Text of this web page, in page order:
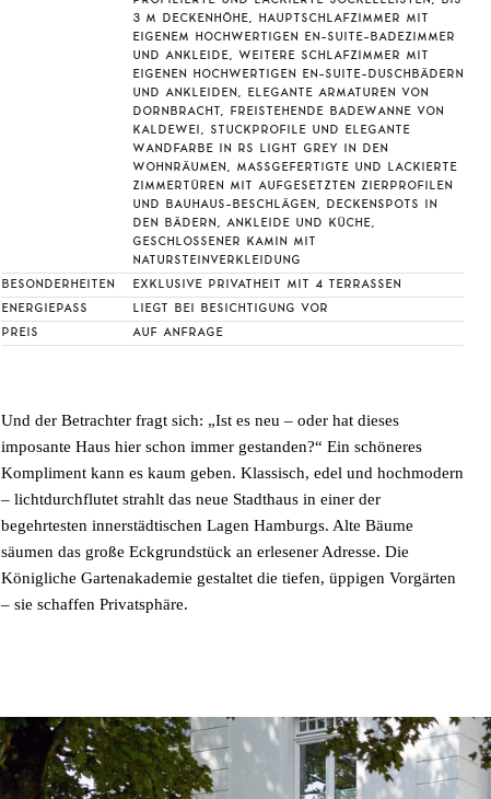
M DECKENHÖHE, HAUPTSCHLAFZIMMER MIT E
IGENEM HOCHWERTIGEN EN-SUITE-BADEZIMMER U
ND ANKLEIDE, WEITERE SCHLAFZIMMER MIT E
IGENEN HOCHWERTIGEN EN-SUITE-DUSCHBÄDERN U
ND ANKLEIDEN, ELEGANTE ARMATUREN VON D
ORNBRACHT, FREISTEHENDE BADEWANNE VON K
ALDEWEI, STUCKPROFILE UND ELEGANTE W
ANDFARBE IN RS LIGHT GREY IN DEN W
OHNRÄUMEN, MASSGEFERTIGTE UND LACKIERTE ZI
MMERTÜREN MIT AUFGESETZTEN ZIERPROFILEN UN
D BAUHAUS-BESCHLÄGEN, DECKENSPOTS IN DE
N BÄDERN, ANKLEIDE UND KÜCHE, GE
SCHLOSSENER KAMIN MIT NA
TURSTEINVERKLEIDUNG
BESONDERHEITEN EXKLUSIVE PRIVATHEIT MIT 4 TERRASSEN
ENERGIEPASS LIEGT BEI BESICHTIGUNG VOR
PREIS AUF ANFRAGE
Und der Betrachter fragt sich: „Ist es neu – oder hat dieses
imposante Haus hier schon immer gestanden?“ Ein schöneres
Kompliment kann es kaum geben. Klassisch, edel und hochmodern
– lichtdurchflutet strahlt das neue Stadthaus in einer der
begehrtesten innerstädtischen Lagen Hamburgs. Alte Bäume
säumen das große Eckgrundstück an erlesener Adresse. Die
Königliche Gartenakademie gestaltet die tiefen, üppigen Vorgärten
– sie schaffen Privatsphäre.